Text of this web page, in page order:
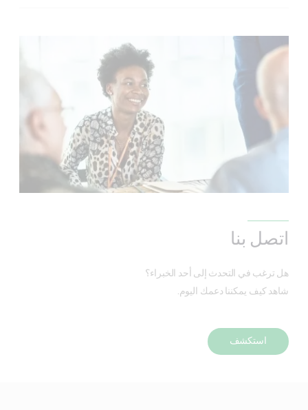
اتصل بنا
هل ترغب في التحدث إلى أحد الخبراء؟
شاهد كيف يمكننا دعمك اليوم.
استكشف